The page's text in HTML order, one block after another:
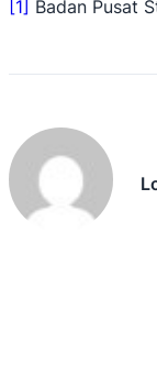
[1] Badan Pusat